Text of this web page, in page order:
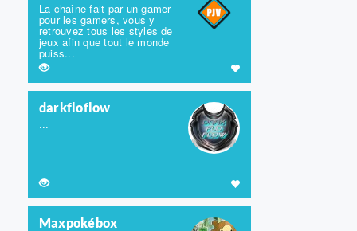
La chaîne fait par un gamer
pour les gamers, vous y
retrouvez tous les styles de
jeux afin que tout le monde
puiss...
darkfloflow
...
Maxpokébox